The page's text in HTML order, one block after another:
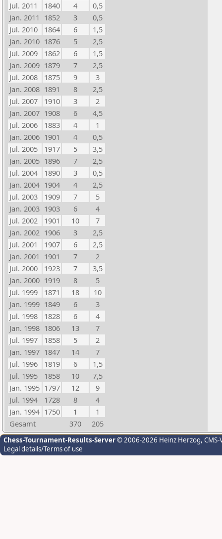
Jul. 2011
1840 4
0,5
Jan. 2011 1852 3
0,5
Jul. 2010
1864 6
1,5
Jan. 2010 1876 5
2,5
Jul. 2009
1862 6
1,5
Jan. 2009 1879 7
2,5
Jul. 2008
1875 9
3
Jan. 2008 1891 8
2,5
Jul. 2007
1910 3
2
Jan. 2007 1908 6
4,5
Jul. 2006
1883 4
1
Jan. 2006 1901 4
0,5
Jul. 2005
1917 5
3,5
Jan. 2005 1896 7
2,5
Jul. 2004
1890 3
0,5
Jan. 2004 1904 4
2,5
Jul. 2003
1909 7
5
Jan. 2003 1903 6
4
Jul. 2002
1901 10
7
Jan. 2002 1906 3
2,5
Jul. 2001
1907 6
2,5
Jan. 2001 1901 7
2
Jul. 2000
1923 7
3,5
Jan. 2000 1919 8
5
Jul. 1999
1871 18
10
Jan. 1999 1849 6
3
Jul. 1998
1828 6
4
Jan. 1998 1806 13
7
Jul. 1997
1858 5
2
Jan. 1997 1847 14
7
Jul. 1996
1819 6
1,5
Jul. 1995
1858 10
7,5
Jan. 1995 1797 12
9
Jul. 1994
1728 8
4
Jan. 1994 1750 1
1
Gesamt
370 205
Chess-Tournament-Results-Server© 2006-2026 Heinz Herzog,
Legal details/Terms of use